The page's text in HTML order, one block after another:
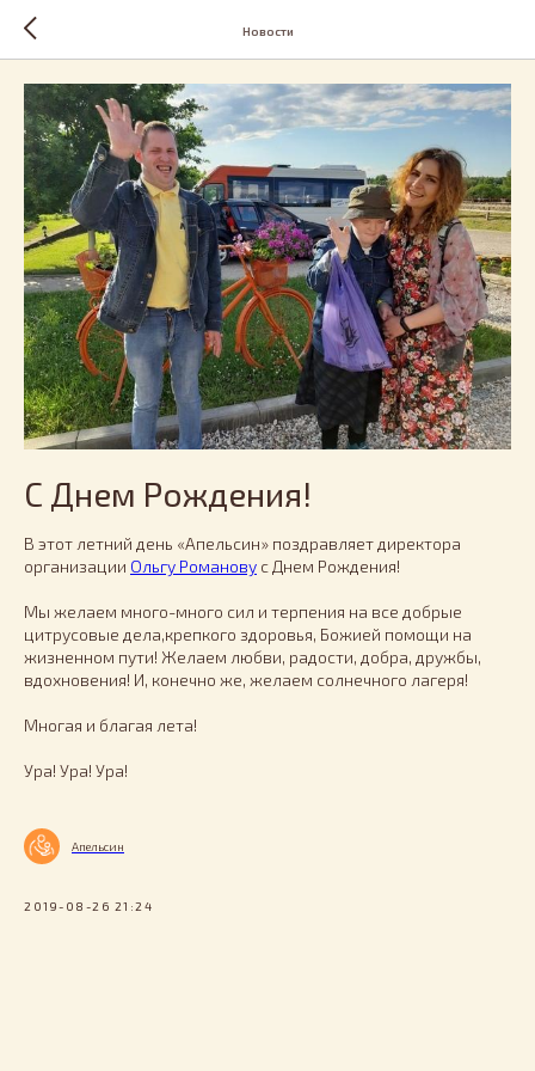
Новости
С Днем Рождения!
В этот летний день «Апельсин» поздравляет директора
организации Ольгу Романову с Днем Рождения!
Мы желаем много-много сил и терпения на все добрые
цитрусовые дела,крепкого здоровья, Божией помощи на
жизненном пути! Желаем любви, радости, добра, дружбы,
вдохновения! И, конечно же, желаем солнечного лагеря!
Многая и благая лета!
Ура! Ура! Ура!
Апельсин
2019-08-26 21:24